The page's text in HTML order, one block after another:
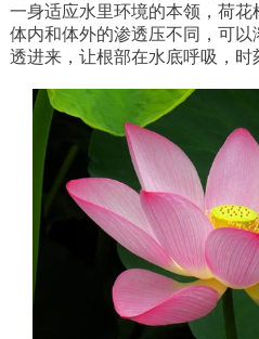
一身适应水里环境的本领，荷花
体内和体外的渗透压不同，可
透进来，让根部在水底呼吸，时